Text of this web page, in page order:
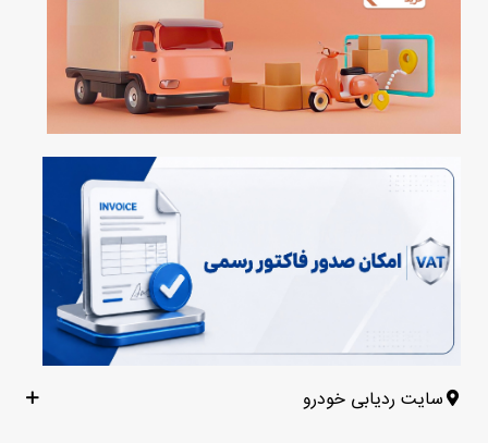
سایت ردیابی خودرو